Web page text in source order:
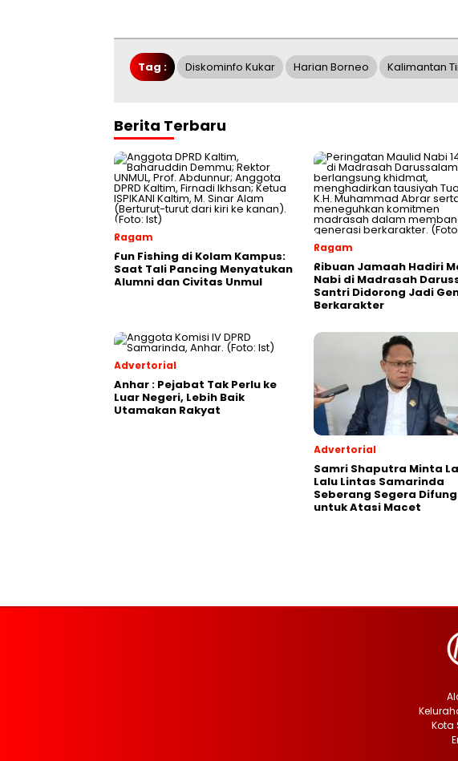
Tag : Diskominfo Kukar Harian Borneo Kalimantan
Berita Terbaru
Ragam
Fun Fishing di Kolam Kampus:
Saat Tali Pancing Menyatukan
Alumni dan Civitas Unmul
Ragam
Ribuan Jamaah Hadiri
Nabi di Madrasah
Santri Didorong Jadi
Berkarakter
Advertorial
Anhar : Pejabat Tak Perlu ke
Luar Negeri, Lebih Baik
Utamakan Rakyat
Advertorial
Samri Shaputra Minta
Lalu Lintas Samarinda
Seberang Segera
untuk Atasi Macet
Kota